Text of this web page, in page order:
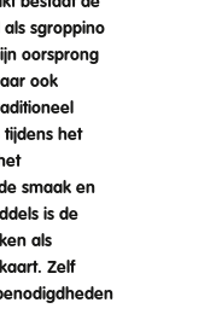
sgroppino
oorsprong
ook
het
smaak en
is de
als
Zelf